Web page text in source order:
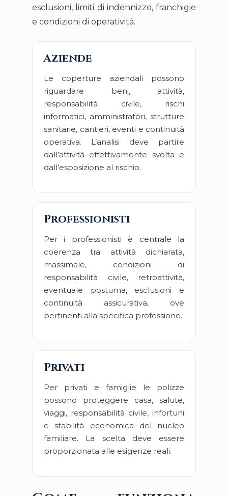
esclusioni, limiti di indennizzo, franchigie
e condizioni di operatività.
Aziende
Le coperture aziendali possono
riguardare beni, attività,
responsabilità civile, rischi
informatici, amministratori, strutture
sanitarie, cantieri, eventi e continuità
operativa. L’analisi deve partire
dall’attività effettivamente svolta e
dall’esposizione al rischio.
Professionisti
Per i professionisti è centrale la
coerenza tra attività dichiarata,
massimale, condizioni di
responsabilità civile, retroattività,
eventuale postuma, esclusioni e
continuità assicurativa, ove
pertinenti alla specifica professione.
Privati
Per privati e famiglie le polizze
possono proteggere casa, salute,
viaggi, responsabilità civile, infortuni
e stabilità economica del nucleo
familiare. La scelta deve essere
proporzionata alle esigenze reali.